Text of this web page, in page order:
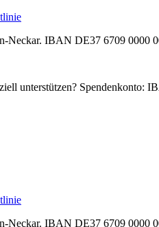
IBAN DE37 6709 0000
unterstützen?
IBAN DE37 6709 0000